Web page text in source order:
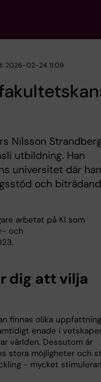
2026-02-24 11:09
Nilsson
utbildning. Han
universitet där han
och
arbetat på KI som
och
dig att vilja
finnas olika
enade i
världen. Dessutom är
stora möjligheter och
- mycket